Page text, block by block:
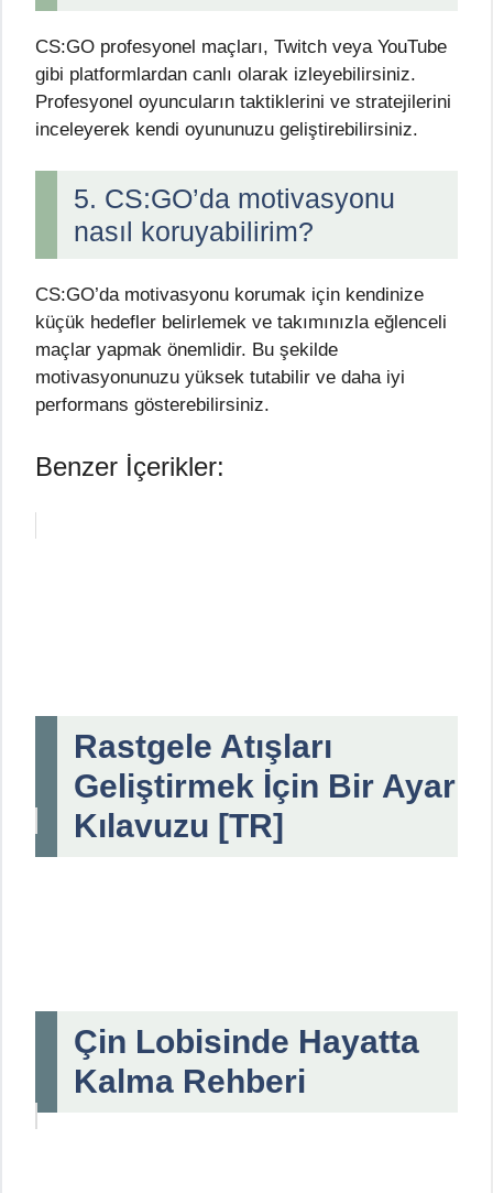
CS:GO profesyonel maçları, Twitch veya YouTube
gibi platformlardan canlı olarak izleyebilirsiniz.
Profesyonel oyuncuların taktiklerini ve stratejilerini
inceleyerek kendi oyununuzu geliştirebilirsiniz.
5. CS:GO’da motivasyonu
nasıl koruyabilirim?
CS:GO’da motivasyonu korumak için kendinize
küçük hedefler belirlemek ve takımınızla eğlenceli
maçlar yapmak önemlidir. Bu şekilde
motivasyonunuzu yüksek tutabilir ve daha iyi
performans gösterebilirsiniz.
Benzer İçerikler:
Rastgele Atışları
Geliştirmek İçin Bir Ayar
Kılavuzu [TR]
Çin Lobisinde Hayatta
Kalma Rehberi